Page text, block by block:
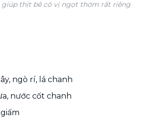
giúp thịt bê có vị ngọt thơm rất riêng
ngò rí, lá chanh
nước cốt chanh